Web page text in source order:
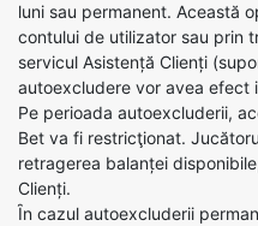
luni sau permanent. Această
contului de utilizator sau prin
servicul Asistență Clienți
autoexcludere vor avea efect
Pe perioada autoexcluderii,
Bet va fi restricţionat.
retragerea balanței
Clienți.
Ȋn cazul autoexcluderii